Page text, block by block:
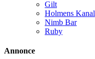
Gilt
Holmens Kanal
Nimb Bar
Ruby
Annonce